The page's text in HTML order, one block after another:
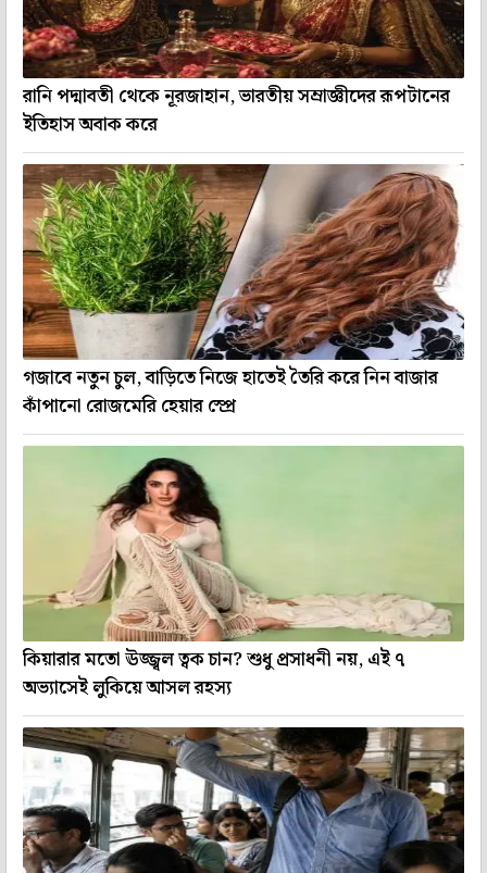
রানি পদ্মাবতী থেকে নূরজাহান, ভারতীয় সম্রাজ্ঞীদের রূপটানের
ইতিহাস অবাক করে
গজাবে নতুন চুল, বাড়িতে নিজে হাতেই তৈরি করে নিন বাজার
কাঁপানো রোজমেরি হেয়ার স্প্রে
কিয়ারার মতো ঊজ্জ্বল ত্বক চান? শুধু প্রসাধনী নয়, এই ৭
অভ্যাসেই লুকিয়ে আসল রহস্য